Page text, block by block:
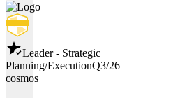
Leader - Strategic
Planning/ExecutionQ3/26
cosmos